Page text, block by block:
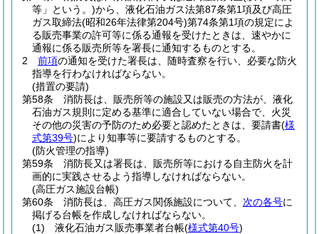
等」という。)から、液化石油ガス法第87条第1項及び高圧
ガス取締法(昭和26年法律第204号)第74条第1項の規定によ
る販売事業の許可等に係る通報を受けたときは、速やかに
通報に係る販売所等を署長に通知するものとする。
2
前項の通知を受けた署長は、随時査察を行い、必要な防火
指導を行わなければならない。
(措置の要請)
第58条
消防長は、販売所等の施設又は販売の方法が、液化
石油ガス規則に定める基準に適合していない場合で、火災
その他の災害の予防のため必要と認めたときは、要請書(様
式第39号)により知事等に要請するものとする。
(防火管理の指導)
第59条
消防長又は署長は、販売所等における自主防火を計
画的に実践させるよう指導しなければならない。
(高圧ガス施設台帳)
第60条
消防長は、高圧ガス関係施設について、 次の各号に
掲げる台帳を作成しなければならない。
(1)
液化石油ガス販売事業者台帳(様式第40号)